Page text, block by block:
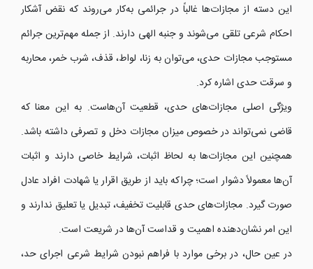
این دسته از مجازات‌ها غالباً در جرائمی به‌کار می‌روند که نقض آشکار
احکام شرعی تلقی می‌شوند و جنبه الهی دارند. از جمله مهم‌ترین جرائم
مستوجب مجازات حدی، می‌توان به زنا، لواط، قذف، شرب خمر، محاربه
و سرقت حدی اشاره کرد.
ویژگی اصلی مجازات‌های حدی، قطعیت آن‌هاست. به این معنا که
قاضی نمی‌تواند در خصوص میزان مجازات دخل و تصرفی داشته باشد.
همچنین این مجازات‌ها به لحاظ اثبات، شرایط خاصی دارند و اثبات
آن‌ها معمولاً دشوار است؛ چراکه باید از طریق اقرار یا شهادت افراد عادل
صورت گیرد. مجازات‌های حدی قابلیت تخفیف، تبدیل یا تعلیق ندارند و
این امر نشان‌دهنده اهمیت و قداست آن‌ها در شریعت است.
در عین حال، در برخی موارد با فراهم نبودن شرایط شرعی اجرای حد،